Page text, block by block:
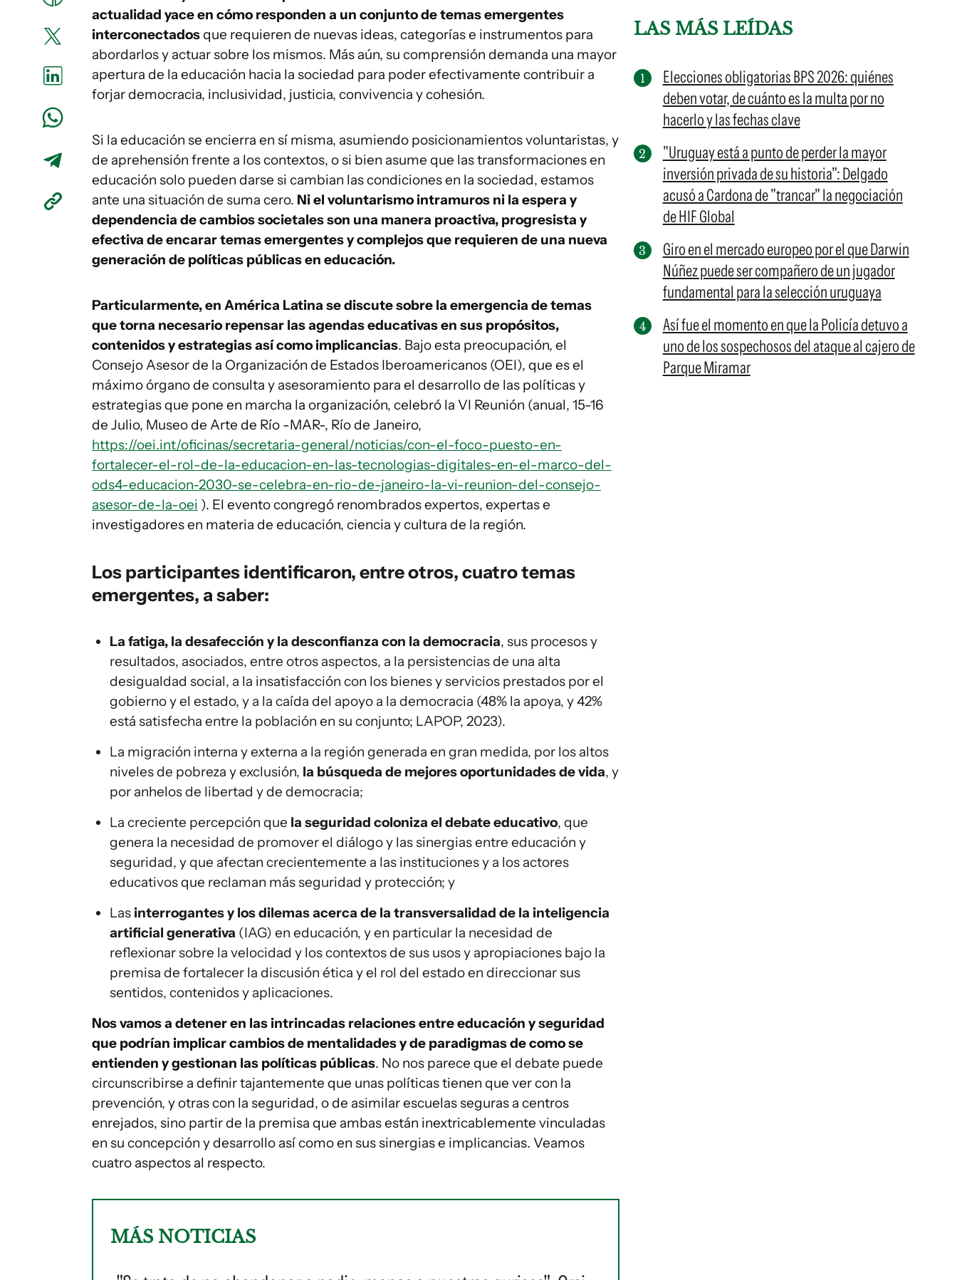
actualidad yace en cómo responden a un conjunto de temas emergentes
interconectadosque requieren de nuevas ideas, categorías e instrumentos para
abordarlos y actuar sobre los mismos. Más aún, su comprensión demanda una mayor
apertura de la educación hacia la sociedad para poder efectivamente contribuir a
forjar democracia, inclusividad, justicia, convivencia y cohesión.
Si la educación se encierra en sí misma, asumiendo posicionamientos voluntaristas, y
de aprehensión frente a los contextos, o si bien asume que las transformaciones en
educación solo pueden darse si cambian las condiciones en la sociedad, estamos
ante una situación de suma cero. Ni el voluntarismo intramuros ni la espera y
dependencia de cambios societales son una manera proactiva, progresista y
efectiva de encarar temas emergentes y complejos que requieren de una nueva
generación de políticas públicas en educación.
Particularmente, en América Latina se discute sobre la emergencia de temas
que torna necesario repensar las agendas educativas en sus propósitos,
contenidos y estrategias así como implicancias. Bajo esta preocupación, el
Consejo Asesor de la Organización de Estados Iberoamericanos (OEI), que es el
máximo órgano de consulta y asesoramiento para el desarrollo de las políticas y
estrategias que pone en marcha la organización, celebró la VI Reunión (anual, 15-16
de Julio, Museo de Arte de Río -MAR-, Río de Janeiro,
https://oei.int/oficinas/secretaria-general/noticias/con-el-foco-puesto-en-
fortalecer-el-rol-de-la-educacion-en-las-tecnologias-digitales-en-el-marco-del-
ods4-educacion-2030-se-celebra-en-rio-de-janeiro-la-vi-reunion-del-consejo-
asesor-de-la-oei ). El evento congregó renombrados expertos, expertas e
investigadores en materia de educación, ciencia y cultura de la región.
Los participantes identificaron, entre otros, cuatro temas
emergentes, a saber:
La fatiga, la desafección y la desconfianza con la democracia, sus procesos y
resultados, asociados, entre otros aspectos, a la persistencias de una alta
desigualdad social, a la insatisfacción con los bienes y servicios prestados por el
gobierno y el estado, y a la caída del apoyo a la democracia (48% la apoya, y 42%
está satisfecha entre la población en su conjunto; LAPOP, 2023).
La migración interna y externa a la región generada en gran medida, por los altos
niveles de pobreza y exclusión, la búsqueda de mejores oportunidades de vida, y
por anhelos de libertad y de democracia;
La creciente percepción que la seguridad coloniza el debate educativo, que
genera la necesidad de promover el diálogo y las sinergias entre educación y
seguridad, y que afectan crecientemente a las instituciones y a los actores
educativos que reclaman más seguridad y protección; y
Las interrogantes y los dilemas acerca de la transversalidad de la inteligencia
artificial generativa (IAG) en educación, y en particular la necesidad de
reflexionar sobre la velocidad y los contextos de sus usos y apropiaciones bajo la
premisa de fortalecer la discusión ética y el rol del estado en direccionar sus
sentidos, contenidos y aplicaciones.
Nos vamos a detener en las intrincadas relaciones entre educación y seguridad
que podrían implicar cambios de mentalidades y de paradigmas de como se
entienden y gestionan las políticas públicas. No nos parece que el debate puede
circunscribirse a definir tajantemente que unas políticas tienen que ver con la
prevención, y otras con la seguridad, o de asimilar escuelas seguras a centros
enrejados, sino partir de la premisa que ambas están inextricablemente vinculadas
en su concepción y desarrollo así como en sus sinergias e implicancias. Veamos
cuatro aspectos al respecto.
MÁS NOTICIAS
LAS MÁS LEÍDAS
Elecciones obligatorias BPS 2026: quiénes
deben votar, de cuánto es la multa por no
hacerlo y las fechas clave
"Uruguay está a punto de perder la mayor
inversión privada de su historia": Delgado
acusó a Cardona de "trancar" la negociación
de HIF Global
Giro en el mercado europeo por el que Darwin
Núñez puede ser compañero de un jugador
fundamental para la selección uruguaya
Así fue el momento en que la Policía detuvo a
uno de los sospechosos del ataque al cajero de
Parque Miramar